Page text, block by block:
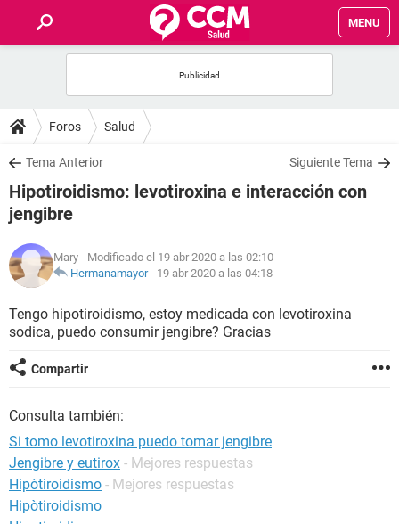
MENU
FOROS
SALUD
FAMILIA
NUTRICIÓN
SEXUALIDAD
Foros Salud
Tema Anterior Siguiente Tema
Hipotiroidismo: levotiroxina e interacción con
jengibre
Mary - Modificado el 19 abr 2020 a las 02:10
Hermanamayor- 19 abr 2020 a las 04:18
Tengo hipotiroidismo, estoy medicada con levotiroxina
sodica, puedo consumir jengibre? Gracias
Compartir
Consulta también:
Si tomo levotiroxina puedo tomar jengibre
Jengibre y eutirox - Mejores respuestas
Hipòtiroidismo - Mejores respuestas
Hipòtiroidismo